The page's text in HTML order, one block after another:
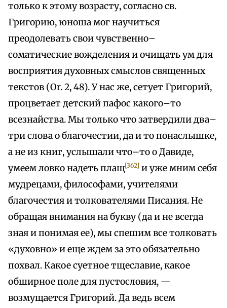
только к этому возрасту, согласно св.
Григорию, юноша мог научиться
преодолевать свои чувственно–
соматические вожделения и очищать ум для
восприятия духовных смыслов священных
текстов (Or. 2, 48). У нас же, сетует Григорий,
процветает детский пафос какого–то
всезнайства. Мы только что затвердили два–
три слова о благочестии, да и то понаслышке,
а не из книг, услышали что–то о Давиде,
умеем ловко надеть плащ[362] и уже мним себя
мудрецами, философами, учителями
благочестия и толкователями Писания. Не
обращая внимания на букву (да и не всегда
зная и понимая ее), мы спешим все толковать
«духовно» и еще ждем за это обязательно
похвал. Какое суетное тщеславие, какое
обширное поле для пустословия, —
возмущается Григорий. Да ведь всем